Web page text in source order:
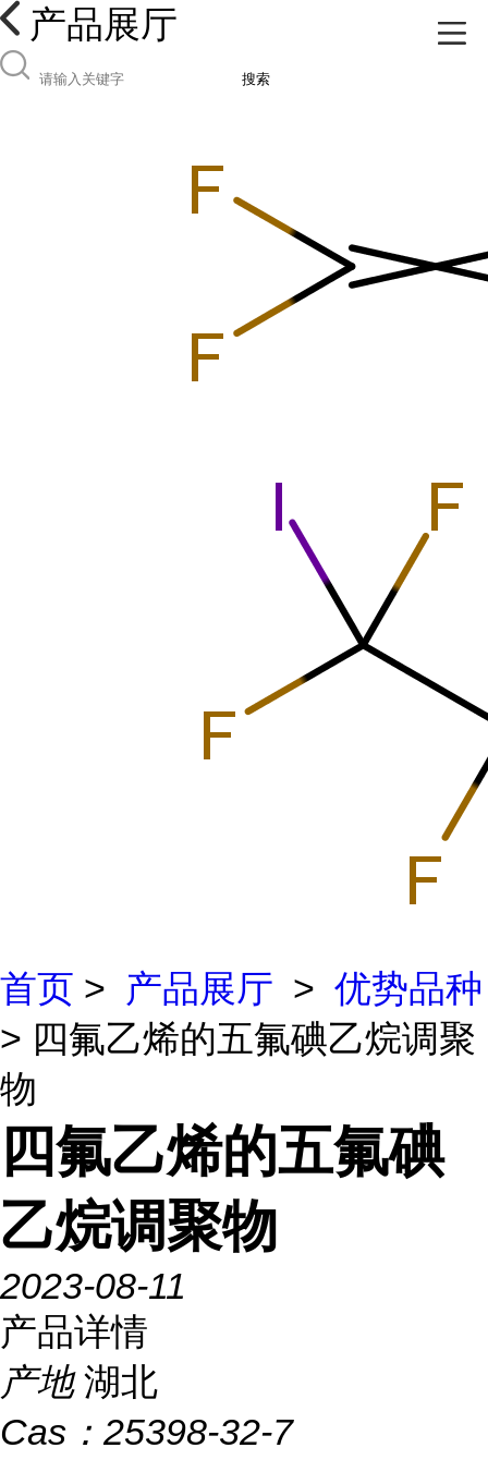
产品展厅
搜索
首页 > 产品展厅 > 优势品种
> 四氟乙烯的五氟碘乙烷调聚
物
四氟乙烯的五氟碘
乙烷调聚物
2023-08-11
产品详情
产地 湖北
Cas： 25398-32-7